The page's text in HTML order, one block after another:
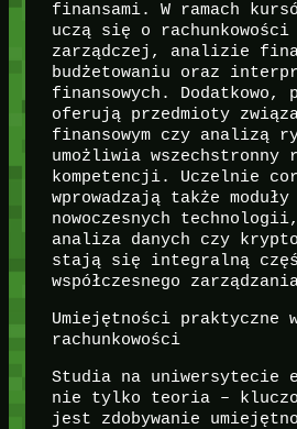
finansami. W ramach
uczą się o
zarządczej, analizie
budżetowaniu oraz
finansowych. Dodatkowo,
oferują przedmioty
finansowym czy analizą
umożliwia wszechstronny
kompetencji. Uczelnie
wprowadzają także
nowoczesnych
analiza danych czy
stają się integralną
współczesnego
Umiejętności praktyczne
rachunkowości
Studia na uniwersytecie
nie tylko teoria –
jest zdobywanie